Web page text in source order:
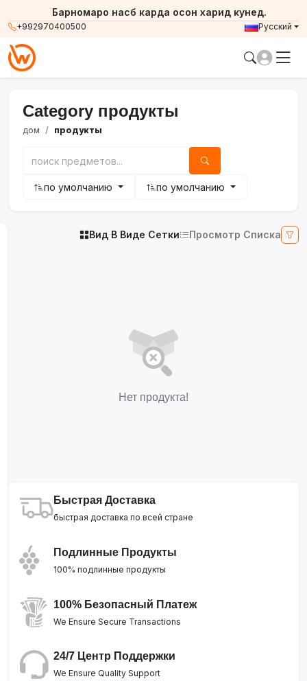
+992970400500
Барномаро насб карда осон харид кунед.
Русский
Category продукты
дом продукты
по умолчанию по умолчанию
Вид В Виде Сетки Просмотр Списка
Нет продукта!
Быстрая Доставка
быстрая доставка по всей стране
Подлинные Продукты
100% подлинные продукты
100% Безопасный Платеж
We Ensure Secure Transactions
24/7 Центр Поддержки
We Ensure Quality Support